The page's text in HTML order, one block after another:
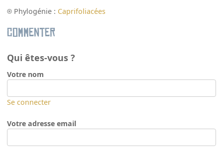
Phylogénie : Caprifoliacées
Commenter
Qui êtes-vous ?
Votre nom
Se connecter
Votre adresse email